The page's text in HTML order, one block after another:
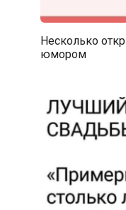
Несколько
юмором